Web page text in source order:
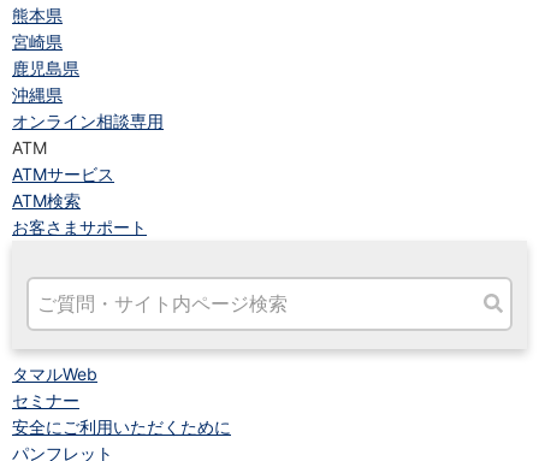
熊本県
宮崎県
鹿児島県
沖縄県
オンライン相談専用
ATM
ATMサービス
ATM検索
お客さまサポート
タマルWeb
セミナー
安全にご利用いただくために
パンフレット